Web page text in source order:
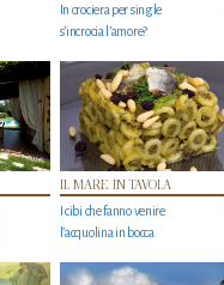
In crociera per single
s'incrocia l’amore?
IL MARE IN TAVOLA
I cibi che fanno venire
l’acquolina in bocca